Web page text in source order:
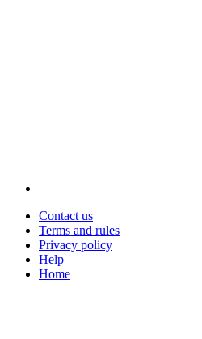
Contact us
Terms and rules
Privacy policy
Help
Home